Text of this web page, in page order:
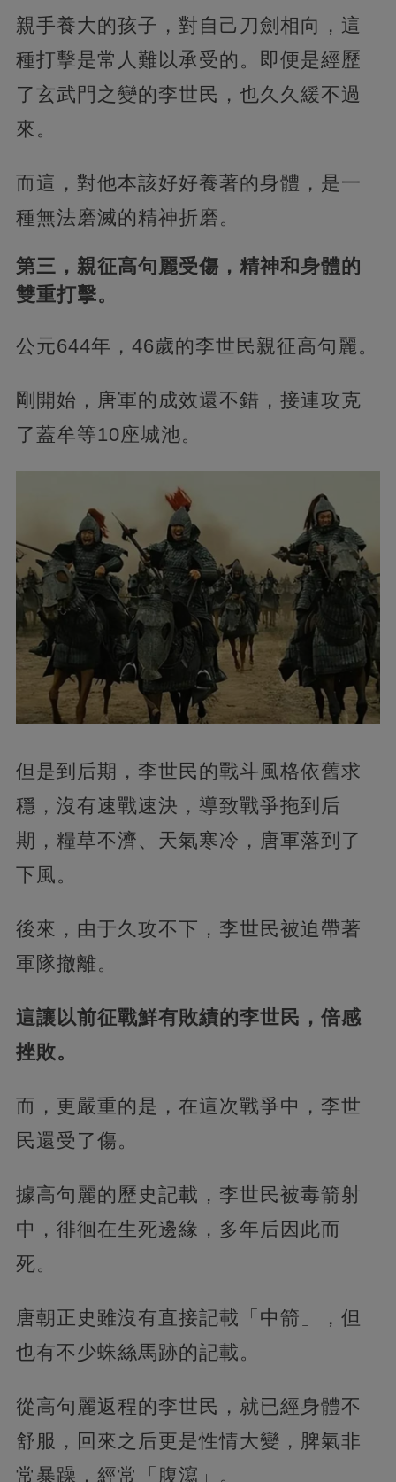
親手養大的孩子，對自己刀劍相向，這
種打擊是常人難以承受的。即便是經歷
了玄武門之變的李世民，也久久緩不過
來。
而這，對他本該好好養著的身體，是一
種無法磨滅的精神折磨。
第三，親征高句麗受傷，精神和身體的
雙重打擊。
公元644年，46歲的李世民親征高句麗。
剛開始，唐軍的成效還不錯，接連攻克
了蓋牟等10座城池。
但是到后期，李世民的戰斗風格依舊求
穩，沒有速戰速決，導致戰爭拖到后
期，糧草不濟、天氣寒冷，唐軍落到了
下風。
後來，由于久攻不下，李世民被迫帶著
軍隊撤離。
這讓以前征戰鮮有敗績的李世民，倍感
挫敗。
而，更嚴重的是，在這次戰爭中，李世
民還受了傷。
據高句麗的歷史記載，李世民被毒箭射
中，徘徊在生死邊緣，多年后因此而
死。
唐朝正史雖沒有直接記載「中箭」，但
也有不少蛛絲馬跡的記載。
從高句麗返程的李世民，就已經身體不
舒服，回來之后更是性情大變，脾氣非
常暴躁，經常「腹瀉」。